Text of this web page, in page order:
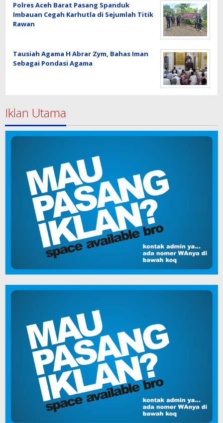
Polres Aceh Barat Pasang Spanduk
Imbauan Cegah Karhutla di Sejumlah Titik
Rawan
Tausiah Agama H Abrar Zym, Bahas Iman
Sebagai Pondasi Agama
Iklan Utama